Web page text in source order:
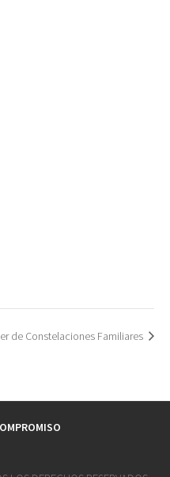
de Constelaciones Familiares